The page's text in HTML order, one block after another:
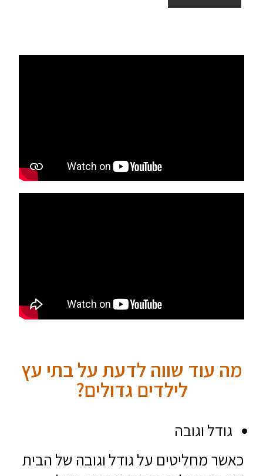
מה עוד שווה לדעת על בתי עץ
לילדים גדולים?
גודל וגובה
כאשר מחליטים על גודל וגובה של הבית